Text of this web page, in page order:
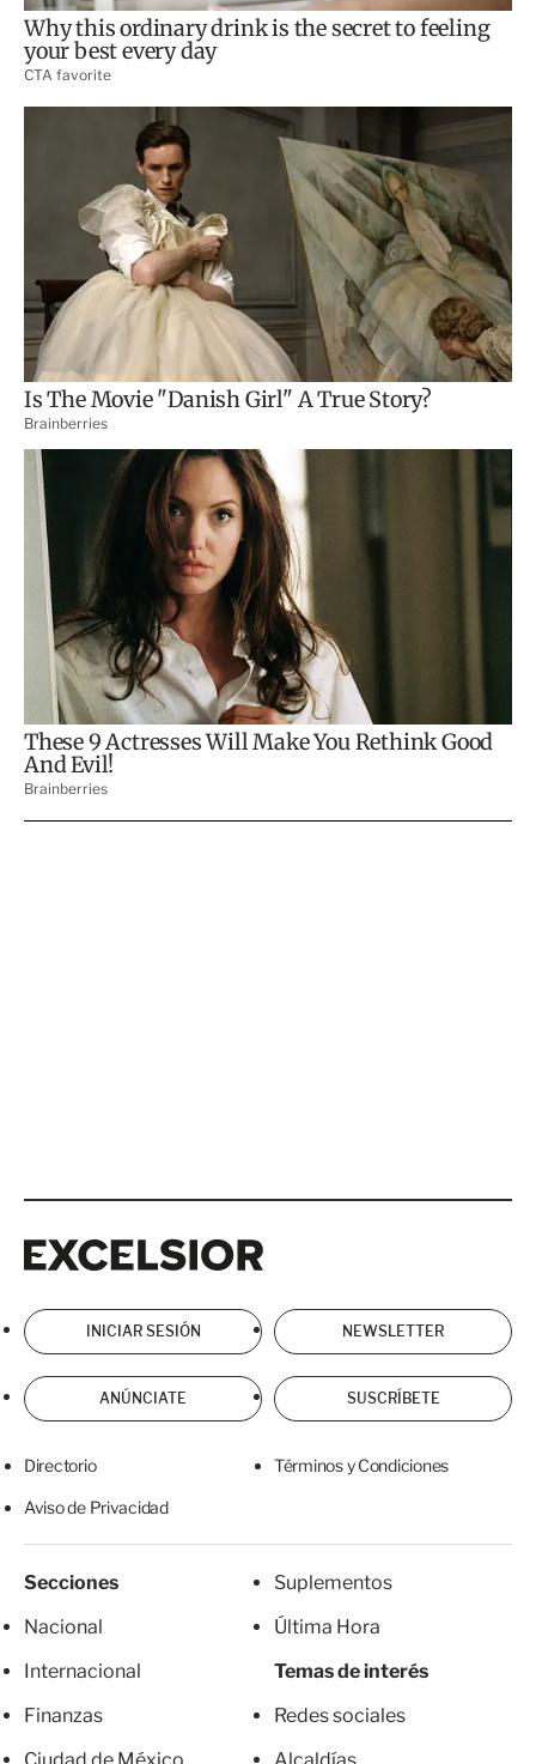
INICIAR SESIÓN NEWSLETTER
ANÚNCIATE SUSCRÍBETE
Directorio Términos y Condiciones
Aviso de Privacidad
Secciones
Nacional
Internacional
Finanzas
Suplementos
Última Hora
Temas de interés
Redes sociales